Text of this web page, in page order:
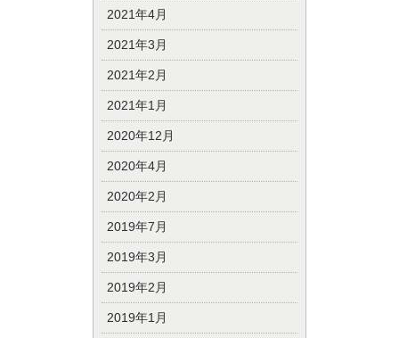
2021年4月
2021年3月
2021年2月
2021年1月
2020年12月
2020年4月
2020年2月
2019年7月
2019年3月
2019年2月
2019年1月